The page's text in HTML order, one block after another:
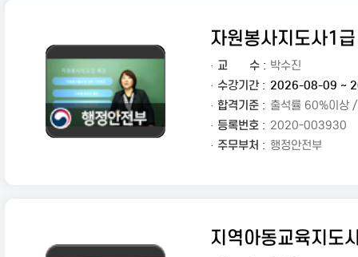
자원봉사지도사1급
· 교 수 : 박수진
· 수강기간 : 2026-08-09 ~
· 합격기준 : 출석률 60%이상
· 등록번호 : 2020-003930
· 주무부처 : 행정안전부
지역아동교육지도